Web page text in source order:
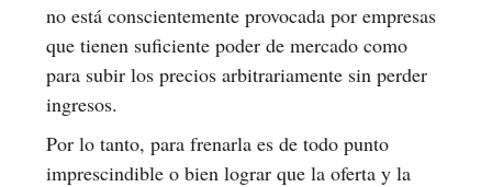
no está conscientemente provocada por empresas
que tienen suficiente poder de mercado como
para subir los precios arbitrariamente sin perder
ingresos.
Por lo tanto, para frenarla es de todo punto
imprescindible o bien lograr que la oferta y la